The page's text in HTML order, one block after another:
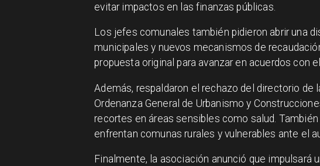
evitar impactos en las finanzas públicas.
Los jefes comunales también pidieron abrir una
municipales y nuevos mecanismos de
propuesta original para avanzar en acuerdos con
Además, respaldaron el rechazo del directorio de
Ordenanza General de Urbanismo y
recortes en áreas sensibles como salud.
enfrentan comunas rurales y vulnerables ante el
Finalmente, la asociación anunció que impulsará